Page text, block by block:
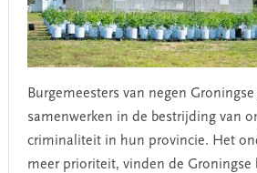
Burgemeesters van negen
samenwerken in de bestrijding van
criminaliteit in hun provincie. Het
meer prioriteit, vinden de Groningse